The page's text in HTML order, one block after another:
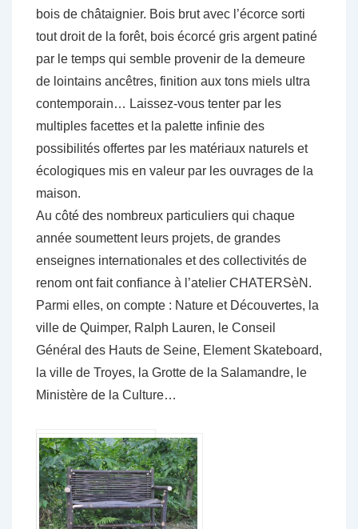
bois de châtaignier. Bois brut avec l’écorce sorti
tout droit de la forêt, bois écorcé gris argent patiné
par le temps qui semble provenir de la demeure
de lointains ancêtres, finition aux tons miels ultra
contemporain… Laissez-vous tenter par les
multiples facettes et la palette infinie des
possibilités offertes par les matériaux naturels et
écologiques mis en valeur par les ouvrages de la
maison.
Au côté des nombreux particuliers qui chaque
année soumettent leurs projets, de grandes
enseignes internationales et des collectivités de
renom ont fait confiance à l’atelier CHATERSèN.
Parmi elles, on compte : Nature et Découvertes, la
ville de Quimper, Ralph Lauren, le Conseil
Général des Hauts de Seine, Element Skateboard,
la ville de Troyes, la Grotte de la Salamandre, le
Ministère de la Culture…